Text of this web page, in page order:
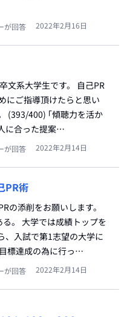
が回答 2022年2月16日
文系大学生です。 自己PR
にご指導頂けたらと思い
(393/400) ｢傾聴力を活か
に合った提案…
が回答 2022年2月14日
PR術
の添削をお願いします。
。 大学では成績トップを
、入試で第1志望の大学に
標達成の為に行っ…
が回答 2022年2月14日